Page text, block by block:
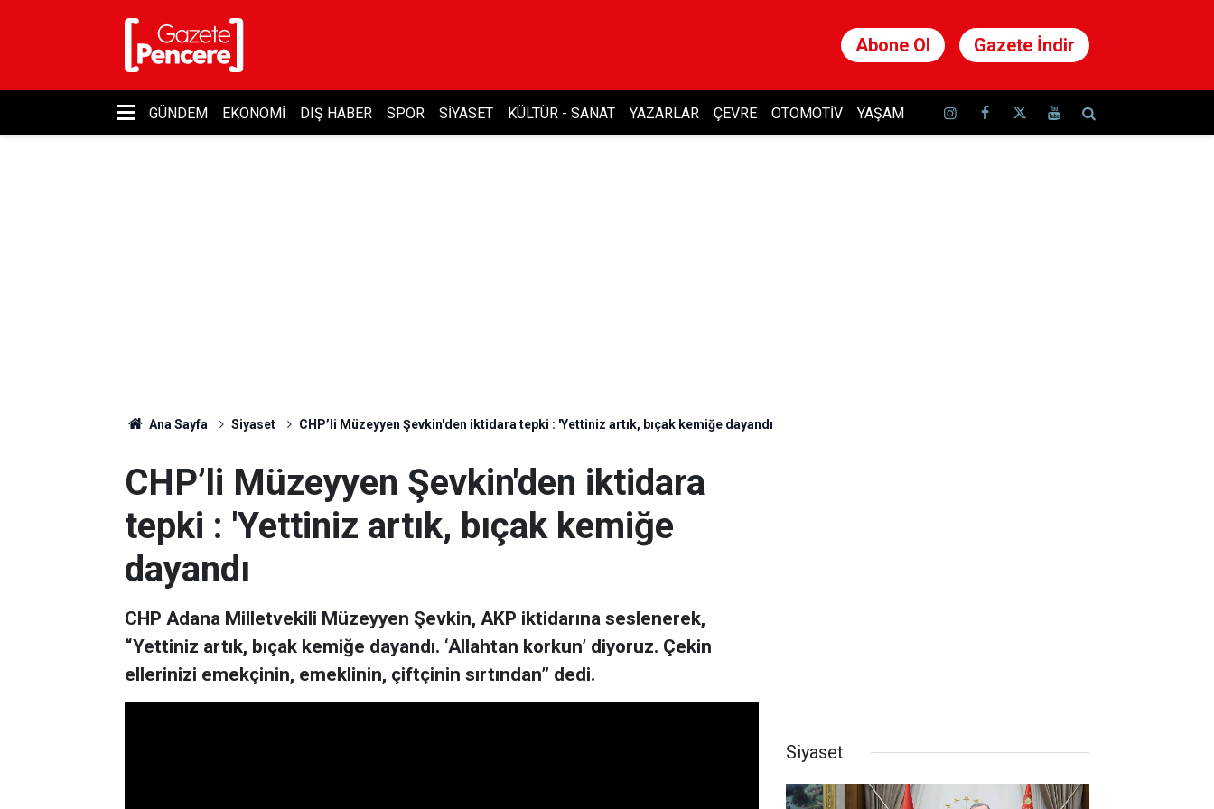
Abone Ol Gazete İndir
GÜNDEM EKONOMI DIŞ HABER SPOR SIYASET KÜLTÜR - SANAT YAZARLAR ÇEVRE OTOMOTIV YAŞAM
Ana Sayfa Siyaset CHP’li Müzeyyen Şevkin'den iktidara tepki : 'Yettiniz artık, bıçak kemiğe dayandı
CHP’li Müzeyyen Şevkin'den iktidara
tepki : 'Yettiniz artık, bıçak kemiğe
dayandı
CHP Adana Milletvekili Müzeyyen Şevkin, AKP iktidarına seslenerek,
“Yettiniz artık, bıçak kemiğe dayandı. ‘Allahtan korkun’ diyoruz. Çekin
ellerinizi emekçinin, emeklinin, çiftçinin sırtından” dedi.
Siyaset